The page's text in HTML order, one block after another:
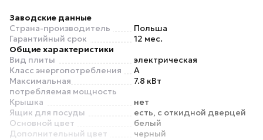
Заводские данные
Страна-производитель
Польша
Гарантийный срок
12 мес.
Общие характеристики
Вид плиты
электрическая
Класс энергопотребления
A
Максимальная
потребляемая мощность
7.8 кВт
Крышка
нет
Ящик для посуды
есть, с откидной дверцей
Основной цвет
белый
Дополнительный цвет
черный